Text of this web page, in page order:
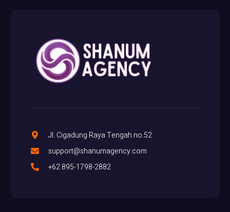
Jl. Cigadung Raya Tengah no.52
support@shanumagency.com
+62 895-1798-2882